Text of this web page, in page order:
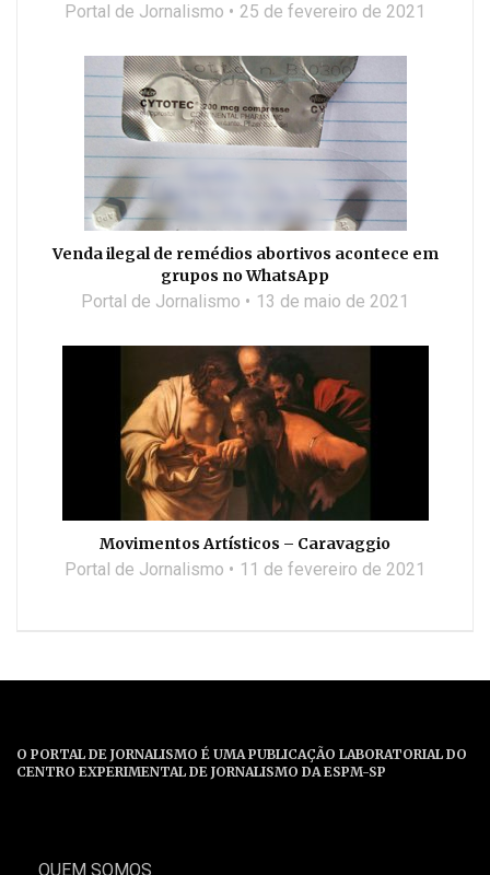
Portal de Jornalismo 25 de fevereiro de 2021
Venda ilegal de remédios abortivos acontece em
grupos no WhatsApp
Portal de Jornalismo 13 de maio de 2021
Movimentos Artísticos – Caravaggio
Portal de Jornalismo 11 de fevereiro de 2021
O PORTAL DE JORNALISMO É UMA PUBLICAÇÃO LABORATORIAL DO
CENTRO EXPERIMENTAL DE JORNALISMO DA ESPM-SP
QUEM SOMOS